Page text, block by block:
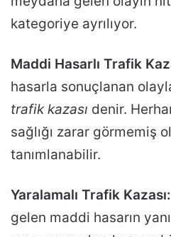
kategoriye ayrılıyor.
Maddi Hasarlı Trafik
hasarla sonuçlanan
trafik kazası denir.
sağlığı zarar görmemiş
tanımlanabilir.
Yaralamalı Trafik Kazası:
gelen maddi hasarın